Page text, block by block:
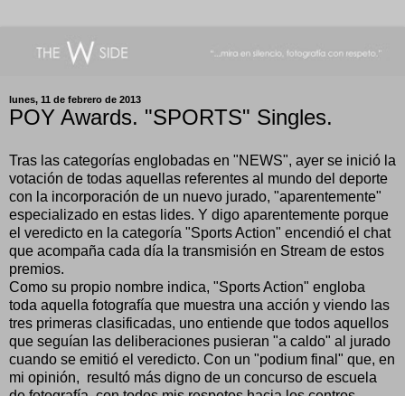
lunes, 11 de febrero de 2013
POY Awards. "SPORTS" Singles.
Tras las categorías englobadas en "NEWS", ayer se inició la
votación de todas aquellas referentes al mundo del deporte
con la incorporación de un nuevo jurado, "aparentemente"
especializado en estas lides. Y digo aparentemente porque
el veredicto en la categoría "Sports Action" encendió el chat
que acompaña cada día la transmisión en Stream de estos
premios.
Como su propio nombre indica, "Sports Action" engloba
toda aquella fotografía que muestra una acción y viendo las
tres primeras clasificadas, uno entiende que todos aquellos
que seguían las deliberaciones pusieran "a caldo" al jurado
cuando se emitió el veredicto. Con un "podium final" que, en
mi opinión, resultó más digno de un concurso de escuela